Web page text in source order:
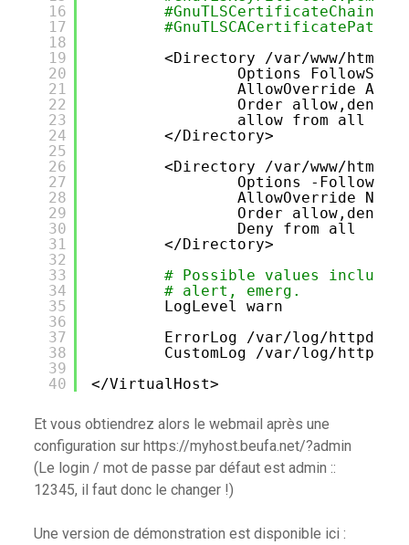
16
17
18
19
20
21
22
23
24
25
26
27
28
29
30
31
32
33
34
35
36
37
38
39
40
#GnuTLSCACertificatePath /
<Directory /var/www/html/
Options
AllowOverride All
Order allow,deny
allow from all
</Directory>
<Directory /var/www/html/
Options -
AllowOverride None
Order allow,deny
Deny from all
</Directory>
# Possible values
# alert, emerg.
LogLevel warn
ErrorLog /var/log/httpd/
CustomLog /var/log/httpd/
</VirtualHost>
Et vous obtiendrez alors le webmail après une
configuration sur https://myhost.beufa.net/?admin
(Le login / mot de passe par défaut est admin ::
12345, il faut donc le changer !)
Une version de démonstration est disponible ici :